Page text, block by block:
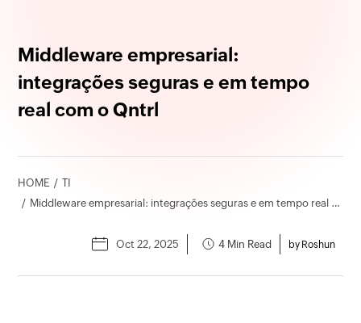
Middleware empresarial:
integrações seguras e em tempo
real com o Qntrl
HOME
TI
Middleware empresarial: integrações seguras e em tempo real com o Qntrl
Oct 22, 2025 4 Min Read by Roshun